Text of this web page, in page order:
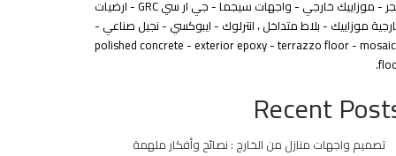
حجر - موزاييك خارجي - واجهات سيجما - جي ار سي GRC - ارضيات
موزاييك - بلاط متداخل ، انترلوك - ايبوكسي - نجيل صناعي -
polished concrete - exterior epoxy - terrazzo floor -
Recent
تصميم واجهات منازل من الخارج : نصائح وأفكار ملهمة